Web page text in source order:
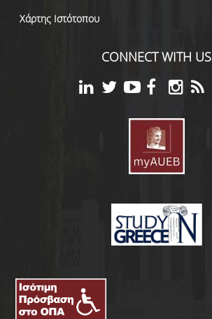
Χάρτης Ιστότοπου
CONNECT WITH US